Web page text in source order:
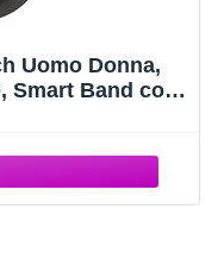
Uomo Donna,
Smart Band con